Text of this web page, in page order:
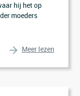
hij het op
moeders
Meer lezen